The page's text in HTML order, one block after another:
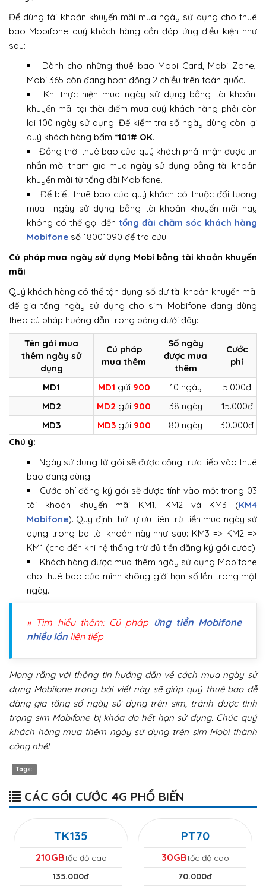
Để dùng tài khoản khuyến mãi mua ngày sử dụng cho thuê
bao Mobifone quý khách hàng cần đáp ứng điều kiện như
sau:
Dành cho những thuê bao Mobi Card, Mobi Zone,
Mobi 365 còn đang hoạt động 2 chiều trên toàn quốc.
Khi thực hiện mua ngày sử dụng bằng tài khoản
khuyến mãi tại thời điểm mua quý khách hàng phải còn
lại 100 ngày sử dụng. Để kiểm tra số ngày dùng còn lại
quý khách hàng bấm *101# OK.
Đồng thời thuê bao của quý khách phải nhận được tin
nhắn mời tham gia mua ngày sử dụng bằng tài khoản
khuyến mãi từ tổng đài Mobifone.
Để biết thuê bao của quý khách có thuộc đối tượng
mua ngày sử dụng bằng tài khoản khuyến mãi hay
không có thể gọi đến tổng đài chăm sóc khách hàng
Mobifone số 18001090 để tra cứu.
Cú pháp mua ngày sử dụng Mobi bằng tài khoản khuyến
mãi
Quý khách hàng có thể tận dụng số dư tài khoản khuyến mãi
để gia tăng ngày sử dụng cho sim Mobifone đang dùng
theo cú pháp hướng dẫn trong bảng dưới đây:
Tên gói mua
thêm ngày sử
dụng
Cú pháp
mua thêm
Số ngày
được mua
thêm
Cước
phí
MD1 MD1 gửi 900 10 ngày
5.000đ
MD2
MD2 gửi 900 38 ngày
15.000đ
MD3
MD3gửi 900 80 ngày
30.000đ
Chú ý:
Ngày sử dụng từ gói sẽ được cộng trực tiếp vào thuê
bao đang dùng.
Cước phí đăng ký gói sẽ được tính vào một trong 03
tài khoản khuyến mãi KM1, KM2 và KM3 (KM4
Mobifone). Quy định thứ tự ưu tiên trừ tiền mua ngày sử
dụng trong ba tài khoản này như sau: KM3 => KM2 =>
KM1 (cho đến khi hệ thống trừ đủ tiền đăng ký gói cước).
Khách hàng được mua thêm ngày sử dụng Mobifone
cho thuê bao của mình không giới hạn số lần trong một
ngày.
» Tìm hiểu thêm: Cú pháp ứng tiền Mobifone
nhiều lần liên tiếp
Mong rằng với thông tin hướng dẫn về cách mua ngày sử
dụng Mobifone trong bài viết này sẽ giúp quý thuê bao dễ
dàng gia tăng số ngày sử dụng trên sim, tránh được tình
trạng sim Mobifone bị khóa do hết hạn sử dụng. Chúc quý
khách hàng mua thêm ngày sử dụng trên sim Mobi thành
công nhé!
Tags:
CÁC GÓI CƯỚC 4G PHỔ BIẾN
TK135
210GBtốc độ cao
135.000đ
PT70
30GBtốc độ cao
70.000đ